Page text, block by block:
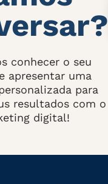
conhecer o seu
apresentar uma
para
resultados com o
digital!